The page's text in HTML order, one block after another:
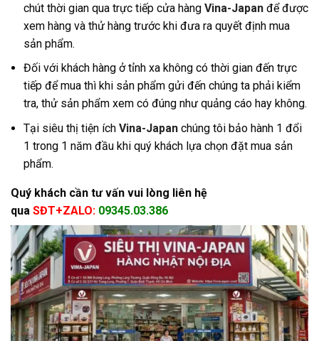
chút thời gian qua trực tiếp cửa hàng Vina-Japan để được
xem hàng và thử hàng trước khi đưa ra quyết định mua
sản phẩm.
Đối với khách hàng ở tỉnh xa không có thời gian đến trực
tiếp để mua thì khi sản phẩm gửi đến chúng ta phải kiểm
tra, thử sản phẩm xem có đúng như quảng cáo hay không.
Tại siêu thị tiện ích Vina-Japan chúng tôi bảo hành 1 đổi
1 trong 1 năm đầu khi quý khách lựa chọn đặt mua sản
phẩm.
Quý khách cần tư vấn vui lòng liên hệ
qua SĐT+ZALO: 09345.03.386